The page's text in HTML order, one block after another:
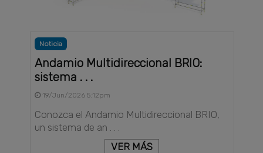
Noticia
Andamio Multidireccional BRIO:
sistema . . .
19/Jun/2026 5:12pm
Conozca el Andamio Multidireccional BRIO,
un sistema de an . . .
VER MÁS